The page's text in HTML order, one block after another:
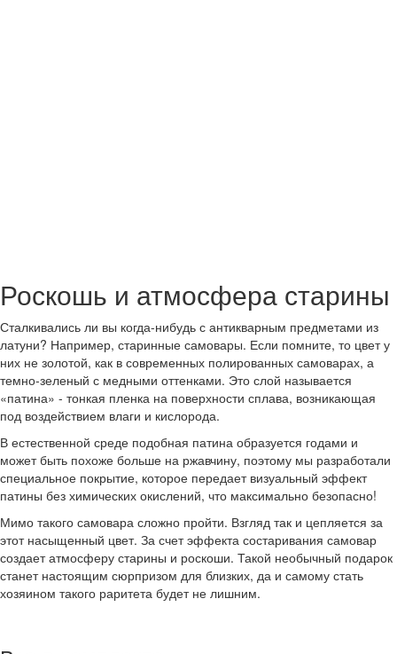
Роскошь и атмосфера старины
Сталкивались ли вы когда-нибудь с антикварным предметами из
латуни? Например, старинные самовары. Если помните, то цвет у
них не золотой, как в современных полированных самоварах, а
темно-зеленый с медными оттенками. Это слой называется
«патина» - тонкая пленка на поверхности сплава, возникающая
под воздействием влаги и кислорода.
В естественной среде подобная патина образуется годами и
может быть похоже больше на ржавчину, поэтому мы разработали
специальное покрытие, которое передает визуальный эффект
патины без химических окислений, что максимально безопасно!
Мимо такого самовара сложно пройти. Взгляд так и цепляется за
этот насыщенный цвет. За счет эффекта состаривания самовар
создает атмосферу старины и роскоши. Такой необычный подарок
станет настоящим сюрпризом для близких, да и самому стать
хозяином такого раритета будет не лишним.